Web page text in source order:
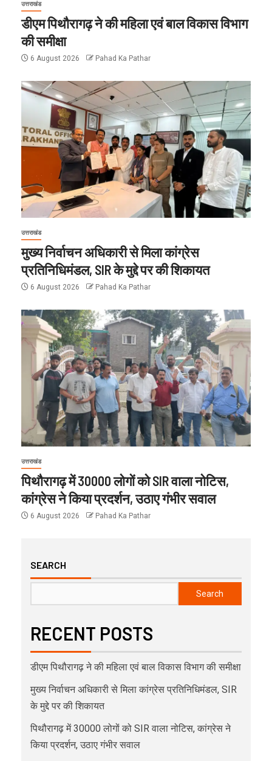
उत्तराखंड
डीएम पिथौरागढ़ ने की महिला एवं बाल विकास विभाग
की समीक्षा
6 August 2026 Pahad Ka Pathar
उत्तराखंड
मुख्य निर्वाचन अधिकारी से मिला कांग्रेस
प्रतिनिधिमंडल, SIR के मुद्दे पर की शिकायत
6 August 2026 Pahad Ka Pathar
उत्तराखंड
पिथौरागढ़ में 30000 लोगों को SIR वाला नोटिस,
कांग्रेस ने किया प्रदर्शन, उठाए गंभीर सवाल
6 August 2026 Pahad Ka Pathar
SEARCH
Search
RECENT POSTS
डीएम पिथौरागढ़ ने की महिला एवं बाल विकास विभाग की समीक्षा
मुख्य निर्वाचन अधिकारी से मिला कांग्रेस प्रतिनिधिमंडल, SIR
के मुद्दे पर की शिकायत
पिथौरागढ़ में 30000 लोगों को SIR वाला नोटिस, कांग्रेस ने
किया प्रदर्शन, उठाए गंभीर सवाल